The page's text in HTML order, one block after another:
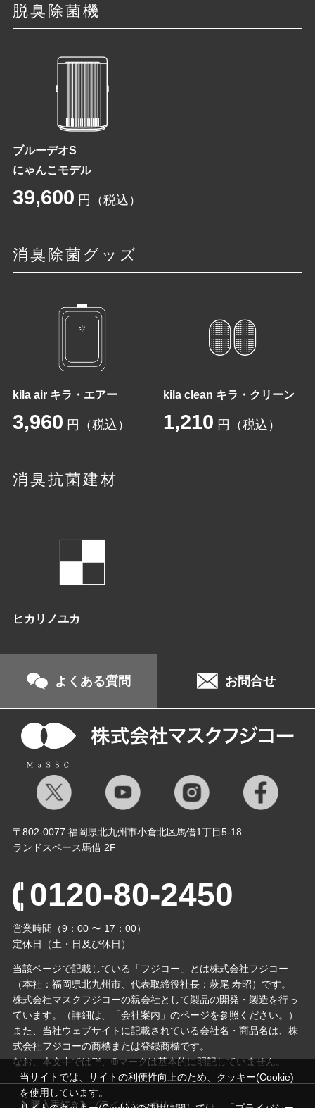
当サイトでは、サイトの利便性向上のため、クッキー(Cookie)
を使用しています。
脱臭除菌機
ブルーデオS
にゃんこモデル
39,600 円（税込）
消臭除菌グッズ
kila air キラ・エアー
3,960 円（税込）
kila clean キラ・クリーン
1,210 円（税込）
消臭抗菌建材
ヒカリノユカ
よくある質問 お問合せ
〒802-0077 福岡県北九州市小倉北区馬借1丁目5-18
ランドスペース馬借 2F
営業時間（9：00 〜 17：00）
定休日（土・日及び休日）
0120-80-2450
当該ページで記載している「フジコー」とは株式会社フジコー
（本社：福岡県北九州市、代表取締役社⻑：萩尾 寿昭）です。
株式会社マスクフジコーの親会社として製品の開発・製造を行っ
ています。（詳細は、「会社案内」のページを参照ください。）
また、当社ウェブサイトに記載されている会社名・商品名は、株
式会社フジコーの商標または登録商標です。
なお、本文中では™、®マークは基本的に明記していません。
購入手続き プライバシーポリシー